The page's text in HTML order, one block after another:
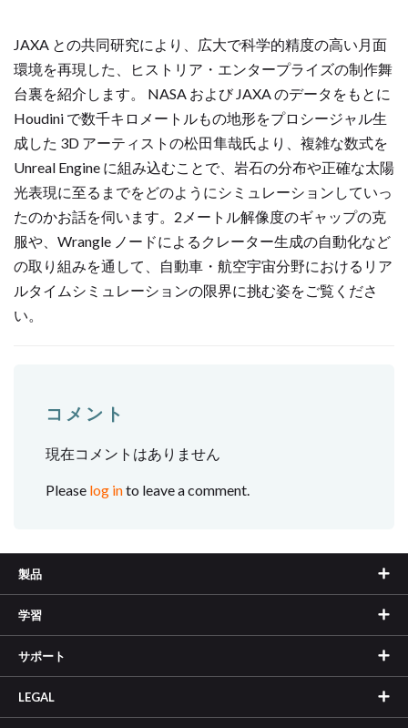
JAXA との共同研究により、広大で科学的精度の高い月面
環境を再現した、ヒストリア・エンタープライズの制作舞
台裏を紹介します。 NASA および JAXA のデータをもとに
Houdini で数千キロメートルもの地形をプロシージャル生
成した 3D アーティストの松田隼哉氏より、複雑な数式を
Unreal Engine に組み込むことで、岩石の分布や正確な太陽
光表現に至るまでをどのようにシミュレーションしていっ
たのかお話を伺います。2メートル解像度のギャップの克
服や、Wrangle ノードによるクレーター生成の自動化など
の取り組みを通して、自動車・航空宇宙分野におけるリア
ルタイムシミュレーションの限界に挑む姿をご覧くださ
い。
コメント
現在コメントはありません
Please log into leave a comment.
製品
学習
サポート
LEGAL